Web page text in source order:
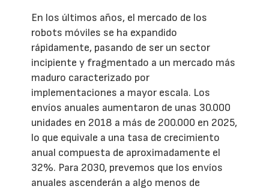
En los últimos años, el mercado de los
robots móviles se ha expandido
rápidamente, pasando de ser un sector
incipiente y fragmentado a un mercado más
maduro caracterizado por
implementaciones a mayor escala. Los
envíos anuales aumentaron de unas 30.000
unidades en 2018 a más de 200.000 en 2025,
lo que equivale a una tasa de crecimiento
anual compuesta de aproximadamente el
32%. Para 2030, prevemos que los envíos
anuales ascenderán a algo menos de